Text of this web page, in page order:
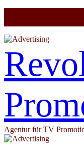
Agentur für TV